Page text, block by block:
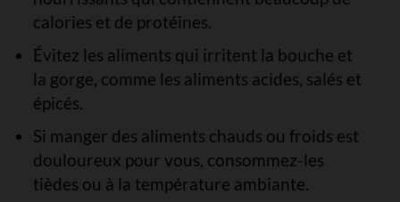
calories et de protéines.
Évitez les aliments qui irritent la bouche et
la gorge, comme les aliments acides, salés et
épicés.
Si manger des aliments chauds ou froids est
douloureux pour vous, consommez-les
tièdes ou à la température ambiante.